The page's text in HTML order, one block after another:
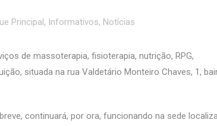
Principal, Informativos, Notícias
de massoterapia, fisioterapia, nutrição, RPG,
situada na rua Valdetário Monteiro Chaves, 1,
continuará, por ora, funcionando na sede